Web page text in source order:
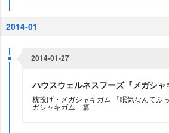
2014-01
2014-01-27
ハウスウェルネスフーズ『メガシャ
枕投げ・メガシャキガム 「眠気なんてふ
ガシャキガム」篇